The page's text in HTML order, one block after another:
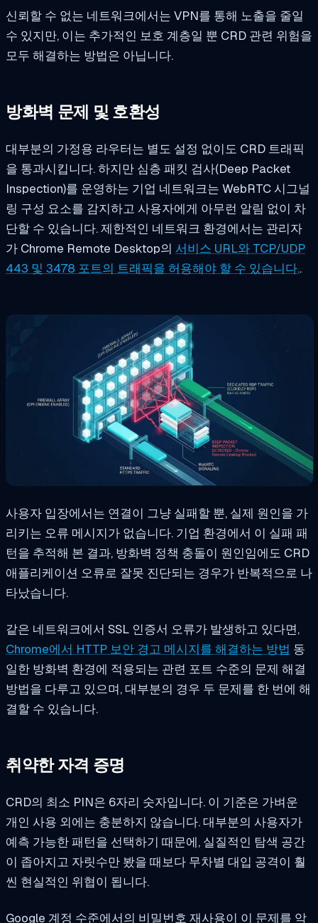
신뢰할 수 없는 네트워크에서는 VPN를 통해 노출을 줄일
수 있지만, 이는 추가적인 보호 계층일 뿐 CRD 관련 위험을
모두 해결하는 방법은 아닙니다.
방화벽 문제 및 호환성
대부분의 가정용 라우터는 별도 설정 없이도 CRD 트래픽
을 통과시킵니다. 하지만 심층 패킷 검사(Deep Packet
Inspection)를 운영하는 기업 네트워크는 WebRTC 시그널
링 구성 요소를 감지하고 사용자에게 아무런 알림 없이 차
단할 수 있습니다. 제한적인 네트워크 환경에서는 관리자
가 Chrome Remote Desktop의 서비스 URL와 TCP/UDP
443 및 3478 포트의 트래픽을 허용해야 할 수 있습니다..
사용자 입장에서는 연결이 그냥 실패할 뿐, 실제 원인을 가
리키는 오류 메시지가 없습니다. 기업 환경에서 이 실패 패
턴을 추적해 본 결과, 방화벽 정책 충돌이 원인임에도 CRD
애플리케이션 오류로 잘못 진단되는 경우가 반복적으로 나
타났습니다.
같은 네트워크에서 SSL 인증서 오류가 발생하고 있다면,
Chrome에서 HTTP 보안 경고 메시지를 해결하는 방법 동
일한 방화벽 환경에 적용되는 관련 포트 수준의 문제 해결
방법을 다루고 있으며, 대부분의 경우 두 문제를 한 번에 해
결할 수 있습니다.
취약한 자격 증명
CRD의 최소 PIN은 6자리 숫자입니다. 이 기준은 가벼운
개인 사용 외에는 충분하지 않습니다. 대부분의 사용자가
예측 가능한 패턴을 선택하기 때문에, 실질적인 탐색 공간
이 좁아지고 자릿수만 봤을 때보다 무차별 대입 공격이 훨
씬 현실적인 위협이 됩니다.
Google 계정 수준에서의 비밀번호 재사용이 이 문제를 악